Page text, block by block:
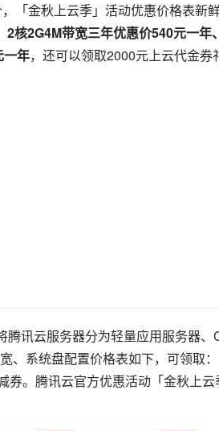
「金秋上云季」活动优惠价格表新鲜
核2G4M带宽三年优惠价540元一年
一年，还可以领取2000元上云代金
讯云服务器分为轻量应用服务器
系统盘配置价格表如下，可领取：
券。腾讯云官方优惠活动「金秋上云